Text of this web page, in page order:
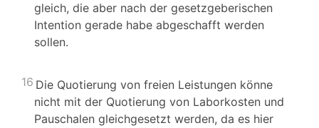
gleich, die aber nach der gesetzgeberischen
Intention gerade habe abgeschafft werden
sollen.
16 Die Quotierung von freien Leistungen könne
nicht mit der Quotierung von Laborkosten und
Pauschalen gleichgesetzt werden, da es hier